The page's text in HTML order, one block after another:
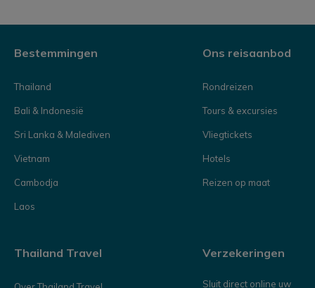
Bestemmingen
Thailand
Bali & Indonesië
Sri Lanka & Malediven
Vietnam
Cambodja
Laos
Ons reisaanbod
Rondreizen
Tours & excursies
Vliegtickets
Hotels
Reizen op maat
Thailand Travel Verzekeringen
Sluit direct online uw